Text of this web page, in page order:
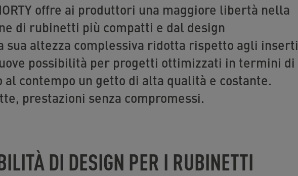
offre ai produttori una maggiore libertà nella
di rubinetti più compatti e dal design
sua altezza complessiva ridotta rispetto agli inserti
possibilità per progetti ottimizzati in termini di
al contempo un getto di alta qualità e costante.
prestazioni senza compromessi.
DI DESIGN PER I RUBINETTI